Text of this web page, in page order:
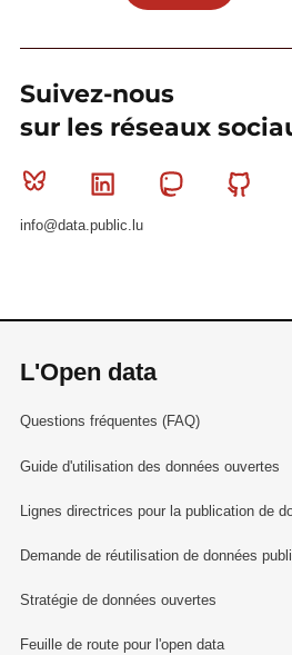
Suivez-nous
sur les réseaux
Bluesky Linkedin Mastodon
info@data.public.lu
L'Open data
Questions fréquentes (FAQ)
Guide d'utilisation des données ouvertes
Lignes directrices pour la publication de
Demande de réutilisation de données
Stratégie de données ouvertes
Feuille de route pour l'open data